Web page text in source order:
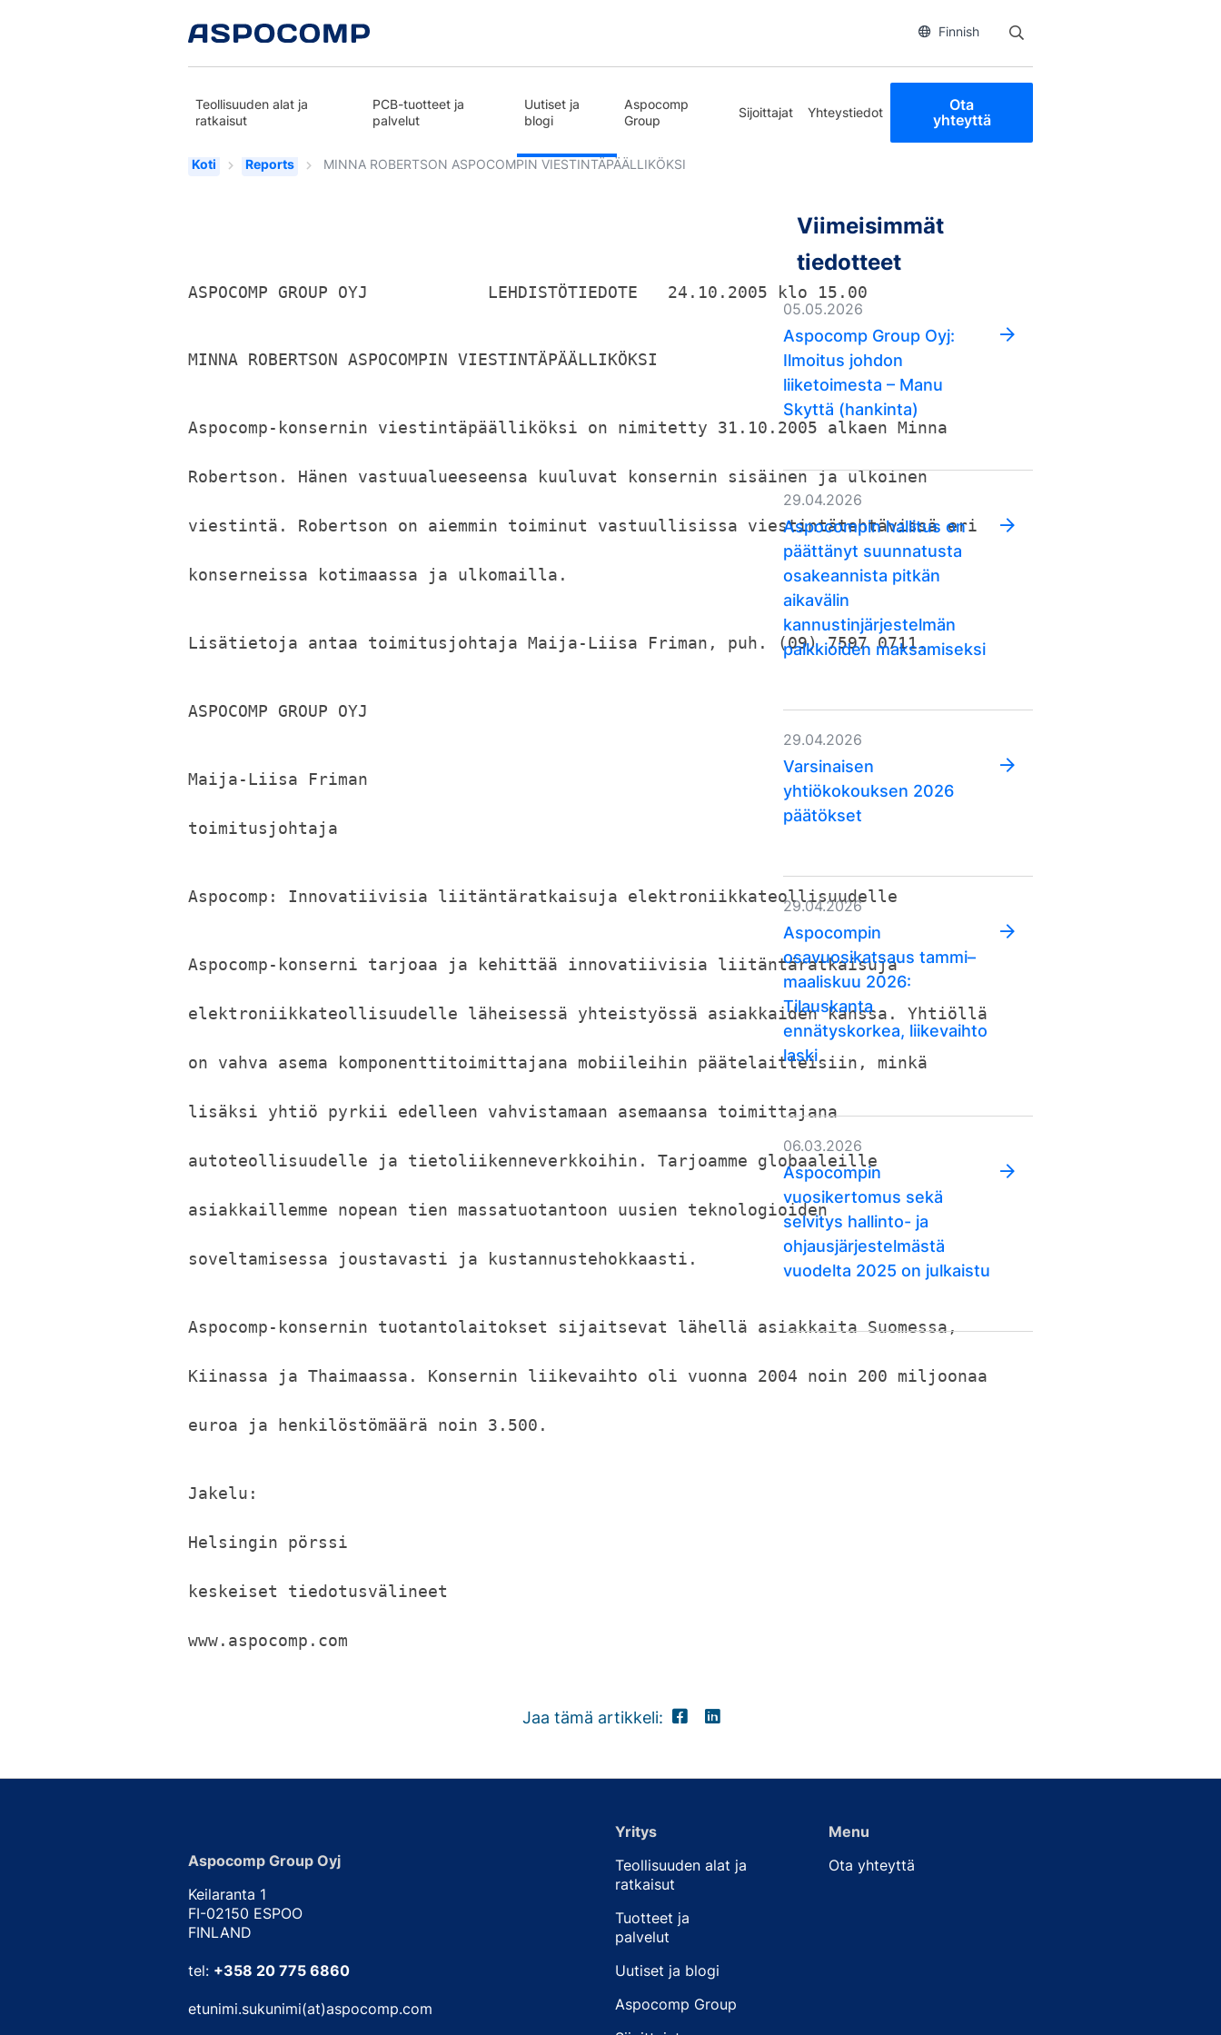
Finnish
Teollisuuden alat ja
ratkaisut
PCB-tuotteet ja
palvelut
Uutiset ja
blogi
Aspocomp
Group
Sijoittajat Yhteystiedot Ota
yhteyttä
Koti Reports MINNA ROBERTSON ASPOCOMPIN VIESTINTÄPÄÄLLIKÖKSI
ASPOCOMP GROUP OYJ            LEHDISTÖTIEDOTE   24.10.2005 klo 15.00
MINNA ROBERTSON ASPOCOMPIN VIESTINTÄPÄÄLLIKÖKSI
Aspocomp-konsernin viestintäpäälliköksi on nimitetty 31.10.2005 alkaen Minna
Robertson. Hänen vastuualueeseensa kuuluvat konsernin sisäinen ja ulkoinen
viestintä. Robertson on aiemmin toiminut vastuullisissa viestintätehtävissä eri
konserneissa kotimaassa ja ulkomailla.
Lisätietoja antaa toimitusjohtaja Maija-Liisa Friman, puh. (09) 7597 0711.
ASPOCOMP GROUP OYJ
Maija-Liisa Friman
toimitusjohtaja
Aspocomp: Innovatiivisia liitäntäratkaisuja elektroniikkateollisuudelle
Aspocomp-konserni tarjoaa ja kehittää innovatiivisia liitäntäratkaisuja
elektroniikkateollisuudelle läheisessä yhteistyössä asiakkaiden kanssa. Yhtiöllä
on vahva asema komponenttitoimittajana mobiileihin päätelaitteisiin, minkä
lisäksi yhtiö pyrkii edelleen vahvistamaan asemaansa toimittajana
autoteollisuudelle ja tietoliikenneverkkoihin. Tarjoamme globaaleille
asiakkaillemme nopean tien massatuotantoon uusien teknologioiden
soveltamisessa joustavasti ja kustannustehokkaasti.
Aspocomp-konsernin tuotantolaitokset sijaitsevat lähellä asiakkaita Suomessa,
Kiinassa ja Thaimaassa. Konsernin liikevaihto oli vuonna 2004 noin 200 miljoonaa
euroa ja henkilöstömäärä noin 3.500.
Jakelu:
Helsingin pörssi
keskeiset tiedotusvälineet
www.aspocomp.com
Jaa tämä artikkeli:
Viimeisimmät
tiedotteet
05.05.2026
Aspocomp Group Oyj:
Ilmoitus johdon
liiketoimesta – Manu
Skyttä (hankinta)
29.04.2026
Aspocompin hallitus on
päättänyt suunnatusta
osakeannista pitkän
aikavälin
kannustinjärjestelmän
palkkioiden maksamiseksi
29.04.2026
Varsinaisen
yhtiökokouksen 2026
päätökset
29.04.2026
Aspocompin
osavuosikatsaus tammi–
maaliskuu 2026:
Tilauskanta
ennätyskorkea, liikevaihto
laski
06.03.2026
Aspocompin
vuosikertomus sekä
selvitys hallinto- ja
ohjausjärjestelmästä
vuodelta 2025 on julkaistu
Aspocomp Group Oyj
Keilaranta 1
FI-02150 ESPOO
FINLAND
tel: +358 20 775 6860
etunimi.sukunimi(at)aspocomp.com
Yritys
Teollisuuden alat ja
ratkaisut
Tuotteet ja
palvelut
Uutiset ja blogi
Aspocomp Group
Menu
Ota yhteyttä